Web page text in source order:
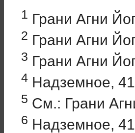
1 Грани Агни
2 Грани Агни
3 Грани Агни
4 Надземное,
5 См.: Грани
6 Надземное,